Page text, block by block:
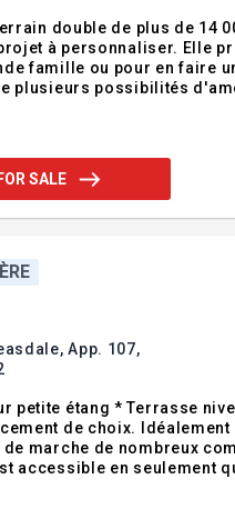
double de plus de 14
à personnaliser. Elle
famille ou pour en faire
plusieurs possibilités
SALE
App. 107,
petite étang * Terrasse
de choix.
marche de nombreux
accessible en seulement